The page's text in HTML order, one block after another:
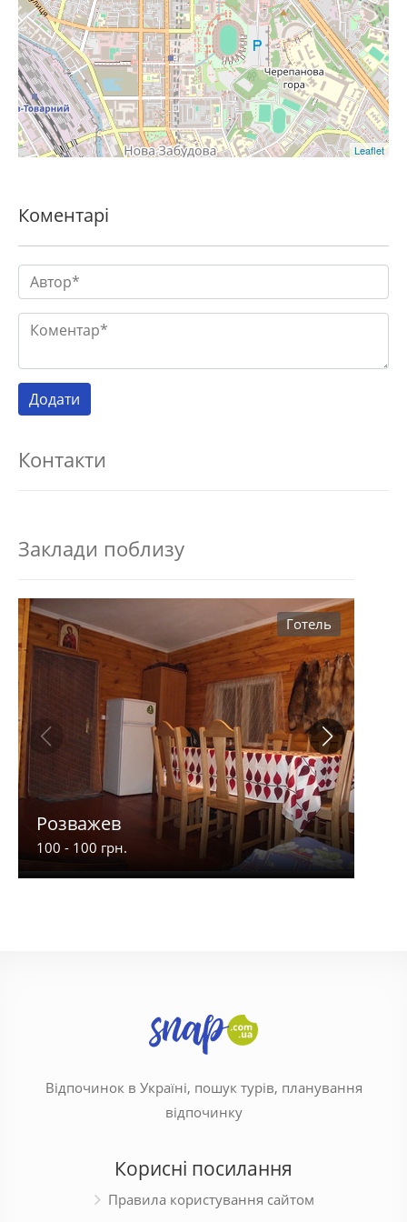
Leaflet
Коментарі
Контакти
Заклади поблизу
Готель
Розважев
100 - 100 грн.
Відпочинок в Україні, пошук турів, планування
відпочинку
Корисні посилання
Правила користування сайтом